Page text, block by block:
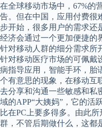
在全球移动市场中，67%的
告。但在中国，应用付费很
步开始，很多用户的需求还
经济会通过一个更加便捷的
针对移动人群的细分需求所
针对移动医疗市场的可佩戴
病指导应用，智能手环，胎
个有意思的现象，在移动互
去分享和沟通一些敏感和私
域的APP“大姨妈”，它的活
比在PC上要多得多。由此
群，不管后期做什么，这都